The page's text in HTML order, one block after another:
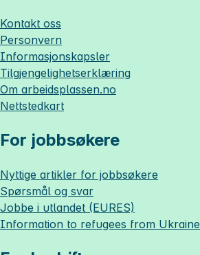
Kontakt oss
Personvern
Informasjonskapsler
Tilgjengelighetserklæring
Om arbeidsplassen.no
Nettstedkart
For jobbsøkere
Nyttige artikler for jobbsøkere
Spørsmål og svar
Jobbe i utlandet (EURES)
Information to refugees from Ukraine